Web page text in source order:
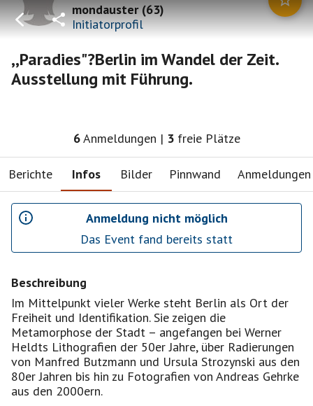
mondauster(63)
Initiatorprofil
,,Paradies"?Berlin im Wandel der Zeit.
Ausstellung mit Führung.
6Anmeldungen | 3 freie Plätze
Berichte Infos Bilder Pinnwand Anmeldungen
Anmeldung nicht möglich
Das Event fand bereits statt
Beschreibung
Im Mittelpunkt vieler Werke steht Berlin als Ort der
Freiheit und Identifikation. Sie zeigen die
Metamorphose der Stadt – angefangen bei Werner
Heldts Lithografien der 50er Jahre, über Radierungen
von Manfred Butzmann und Ursula Strozynski aus den
80er Jahren bis hin zu Fotografien von Andreas Gehrke
aus den 2000ern.